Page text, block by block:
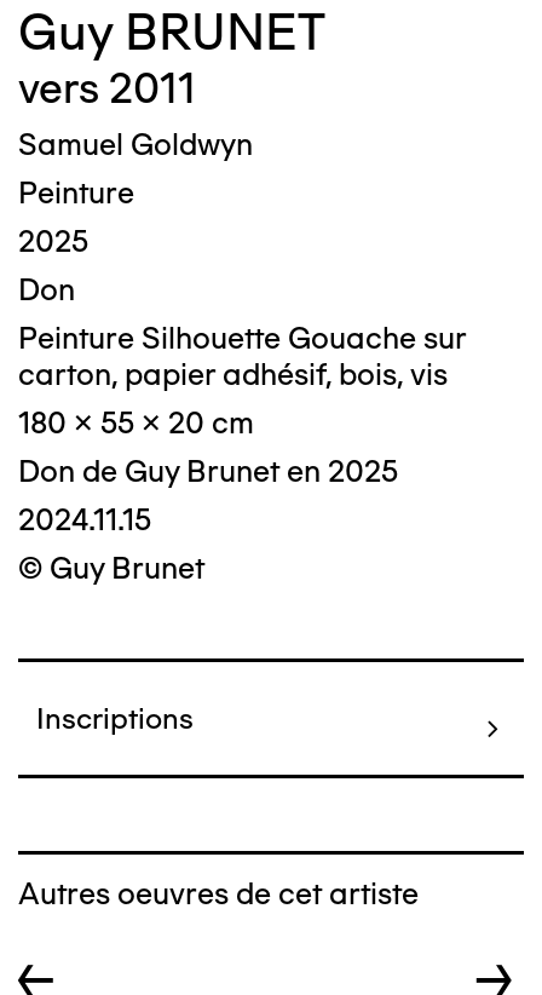
Guy BRUNET
vers 2011
Samuel Goldwyn
Peinture
2025
Don
Peinture Silhouette Gouache sur
carton, papier adhésif, bois, vis
180 x 55 x 20 cm
Don de Guy Brunet en 2025
2024.11.15
© Guy Brunet
Inscriptions
Autres oeuvres de cet artiste
← →